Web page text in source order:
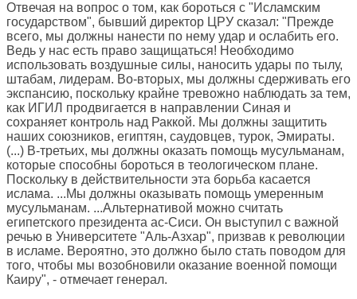
Отвечая на вопрос о том, как бороться с "Исламским
государством", бывший директор ЦРУ сказал: "Прежде
всего, мы должны нанести по нему удар и ослабить его.
Ведь у нас есть право защищаться! Необходимо
использовать воздушные силы, наносить удары по тылу,
штабам, лидерам. Во-вторых, мы должны сдерживать его
экспансию, поскольку крайне тревожно наблюдать за тем,
как ИГИЛ продвигается в направлении Синая и
сохраняет контроль над Раккой. Мы должны защитить
наших союзников, египтян, саудовцев, турок, Эмираты.
(...) В-третьих, мы должны оказать помощь мусульманам,
которые способны бороться в теологическом плане.
Поскольку в действительности эта борьба касается
ислама. ...Мы должны оказывать помощь умеренным
мусульманам. ...Альтернативой можно считать
египетского президента ас-Сиси. Он выступил с важной
речью в Университете "Аль-Азхар", призвав к революции
в исламе. Вероятно, это должно было стать поводом для
того, чтобы мы возобновили оказание военной помощи
Каиру", - отмечает генерал.